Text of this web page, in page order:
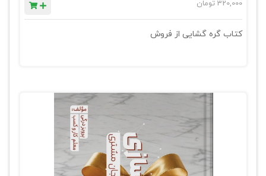
320,000 تومان
کتاب گره گشایی از فروش